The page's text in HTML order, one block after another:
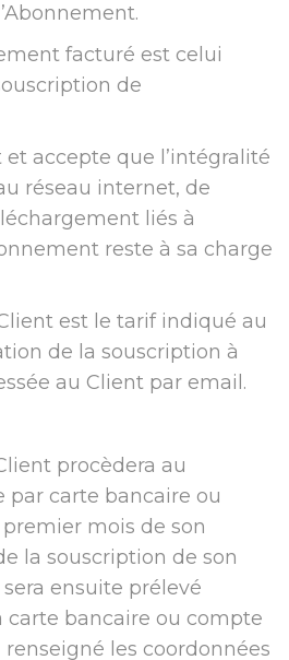
facturé est celui
de
accepte que l’intégralité
réseau internet, de
liés à
reste à sa charge
est le tarif indiqué au
de la souscription à
au Client par email.
procèdera au
carte bancaire ou
mois de son
la souscription de son
ensuite prélevé
carte bancaire ou compte
les coordonnées